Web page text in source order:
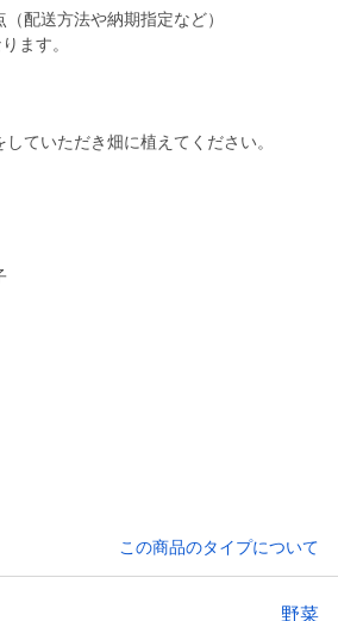
配送方法や納期指定など）
ます。
ていただき畑に植えてください。
この商品のタイプについて
野菜